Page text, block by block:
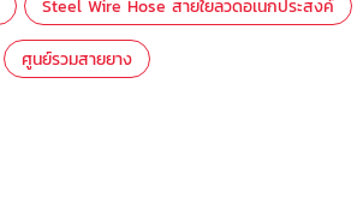
Steel Wire Hose สายใยลวดอเนกประสงค์
ศูนย์รวมสายยาง